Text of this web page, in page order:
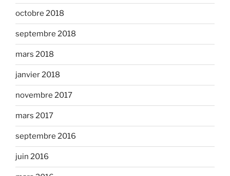
octobre 2018
septembre 2018
mars 2018
janvier 2018
novembre 2017
mars 2017
septembre 2016
juin 2016